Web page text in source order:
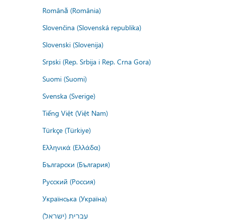
Română (România)
Slovenčina (Slovenská republika)
Slovenski (Slovenija)
Srpski (Rep. Srbija i Rep. Crna Gora)
Suomi (Suomi)
Svenska (Sverige)
Tiếng Việt (Việt Nam)
Türkçe (Türkiye)
Ελληνικά (Ελλάδα)
Български (България)
Русский (Россия)
Українська (Україна)
עברית (ישראל)